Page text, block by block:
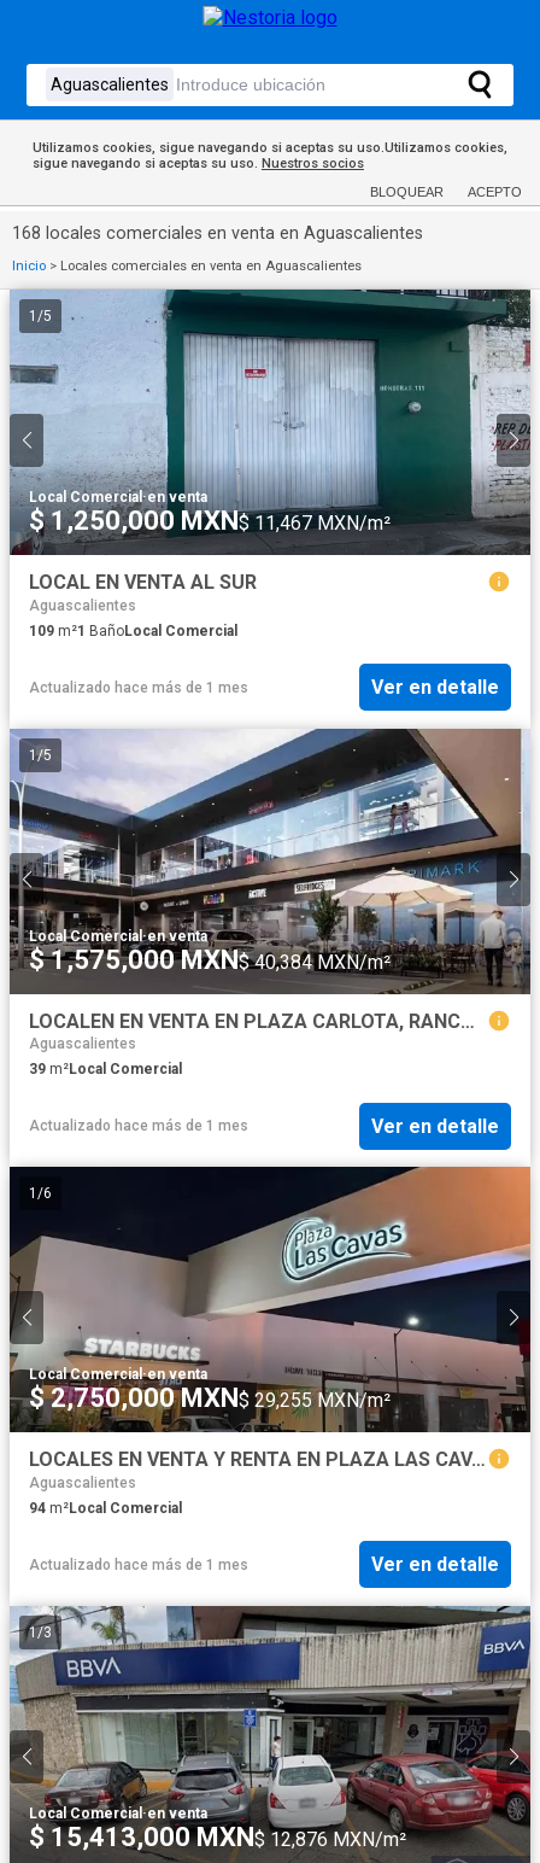
Utilizamos cookies, sigue navegando si aceptas su uso.Utilizamos cookies,
sigue navegando si aceptas su uso. Nuestros socios
BLOQUEAR ACEPTO
168 locales comerciales en venta en Aguascalientes
Inicio > Locales comerciales en venta en Aguascalientes
1 /5
Local Comercial·en venta
$ 1,250,000 MXN$ 11,467 MXN/m²
LOCAL EN VENTA AL SUR
Aguascalientes
109 m²1 BañoLocal Comercial
Actualizado hace más de 1 mes Ver en detalle
1/5
Local Comercial·en venta
$ 1,575,000 MXN$ 40,384 MXN/m²
LOCALEN EN VENTA EN PLAZA CARLOTA, RANCHO SANTA MÓNICA, AGUASCALIENTES
Aguascalientes
39 m²Local Comercial
Actualizado hace más de 1 mes Ver en detalle
1 /6
Local Comercial·en venta
$ 2,750,000 MXN$ 29,255 MXN/m²
LOCALES EN VENTA Y RENTA EN PLAZA LAS CAVAS
Aguascalientes
94 m²Local Comercial
Actualizado hace más de 1 mes Ver en detalle
1/3
Local Comercial·en venta
$ 15,413,000 MXN$ 12,876 MXN/m²